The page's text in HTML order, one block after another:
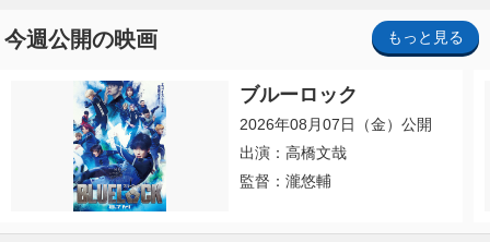
今週公開の映画 もっと見る
ブルーロック
2026年08月07日（金）公開
出演：高橋文哉
監督：瀧悠輔